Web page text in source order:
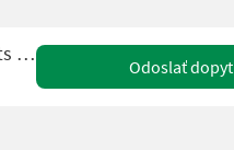
Hangcha forklifts CPD18-XEY2-SI
Odoslať dopyt